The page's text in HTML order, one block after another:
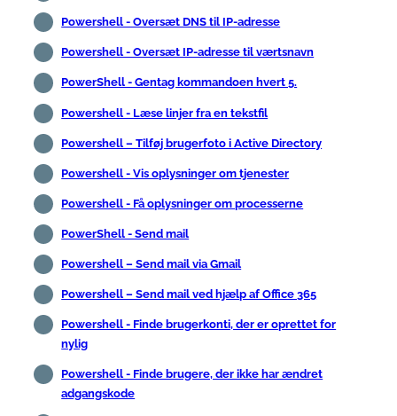
Powershell - Oversæt DNS til IP-adresse
Powershell - Oversæt IP-adresse til værtsnavn
PowerShell - Gentag kommandoen hvert 5.
Powershell - Læse linjer fra en tekstfil
Powershell – Tilføj brugerfoto i Active Directory
Powershell - Vis oplysninger om tjenester
Powershell - Få oplysninger om processerne
PowerShell - Send mail
Powershell – Send mail via Gmail
Powershell – Send mail ved hjælp af Office 365
Powershell - Finde brugerkonti, der er oprettet for
nylig
Powershell - Finde brugere, der ikke har ændret
adgangskode